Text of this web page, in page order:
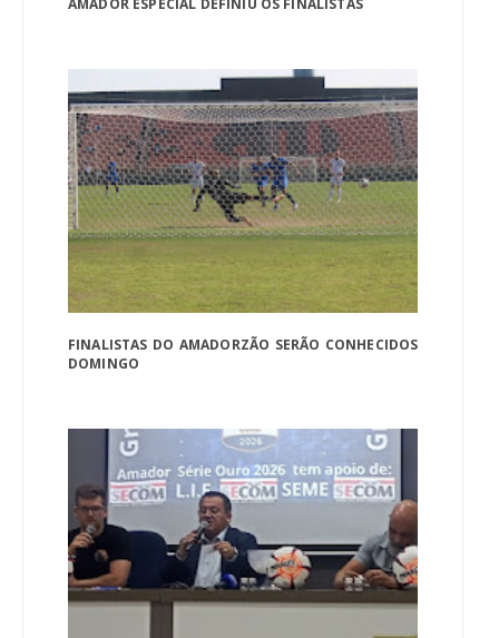
AMADOR ESPECIAL DEFINIU OS FINALISTAS
FINALISTAS DO AMADORZÃO SERÃO CONHECIDOS
DOMINGO